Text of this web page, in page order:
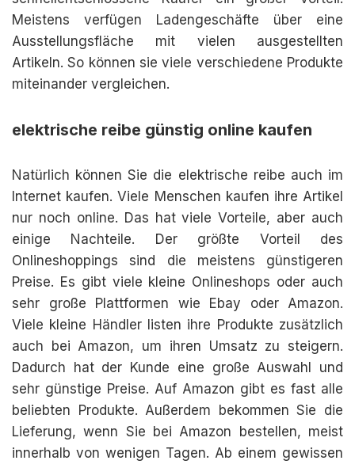
Meistens verfügen Ladengeschäfte über eine
Ausstellungsfläche mit vielen ausgestellten
Artikeln. So können sie viele verschiedene Produkte
miteinander vergleichen.
elektrische reibe günstig online kaufen
Natürlich können Sie die elektrische reibe auch im
Internet kaufen. Viele Menschen kaufen ihre Artikel
nur noch online. Das hat viele Vorteile, aber auch
einige Nachteile. Der größte Vorteil des
Onlineshoppings sind die meistens günstigeren
Preise. Es gibt viele kleine Onlineshops oder auch
sehr große Plattformen wie Ebay oder Amazon.
Viele kleine Händler listen ihre Produkte zusätzlich
auch bei Amazon, um ihren Umsatz zu steigern.
Dadurch hat der Kunde eine große Auswahl und
sehr günstige Preise. Auf Amazon gibt es fast alle
beliebten Produkte. Außerdem bekommen Sie die
Lieferung, wenn Sie bei Amazon bestellen, meist
innerhalb von wenigen Tagen. Ab einem gewissen